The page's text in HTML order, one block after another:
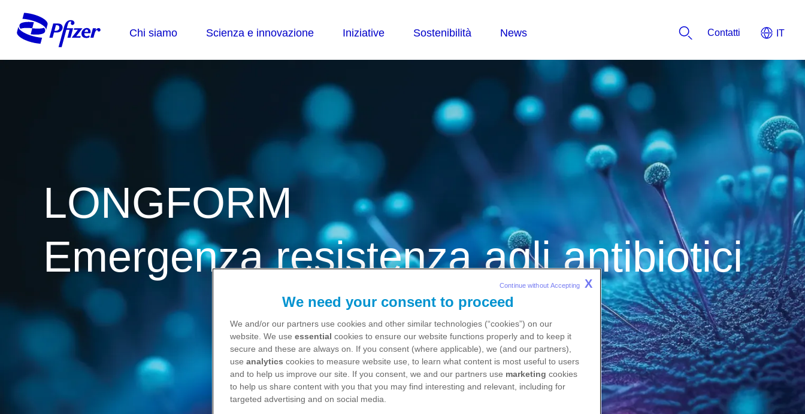
​​​​​​Contatti
LONGFORM
Emergenza resistenza agli antibiotici
We need your consent to proceed
We and/or our partners use cookies and other similar technologies (“cookies”) on our
website. We use essential cookies to ensure our website functions properly and to keep it
secure and these are always on. If you consent (where applicable), we (and our partners),
use analytics cookies to measure website use, to learn what content is most useful to users
and to help us improve our site. If you consent, we and our partners use marketing cookies
to help us share content with you that you may find interesting and relevant, including for
targeted advertising and on social media.
Continue without Accepting X